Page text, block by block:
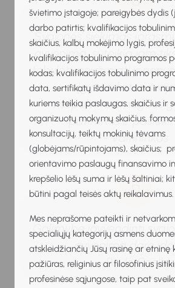
švietimo įstaigoje; pareigybės dydis
darbo patirtis; kvalifikacijos
skaičius, kalbų mokėjimo lygis,
kvalifikacijos tobulinimo programos
kodas; kvalifikacijos tobulinimo
data, sertifikatų išdavimo data ir
kuriems teikia paslaugas, skaičius ir
organizuotų mokymų skaičius,
konsultacijų, teiktų mokinių tėvams
(globėjams/rūpintojams), skaičius;
orientavimo paslaugų finansavimo
krepšelio lėšų suma ir lėšų šaltiniai;
būtini pagal teisės aktų reikalavimus.
Mes neprašome pateikti ir
specialiųjų kategorijų asmens
atskleidžiančių Jūsų rasinę ar etninę
pažiūras, religinius ar filosofinius
profesinėse sąjungose, taip pat
„Svajonės siekimas
gyvenimą, suteikia jam
tobulėti, neužmigti ir
įgyvendintos
nuspalvina žmogaus
patirtimis ir
- Valtininkas
„Galimybė įgyvendinti
gyvenimą daro
- Paulo Coelho